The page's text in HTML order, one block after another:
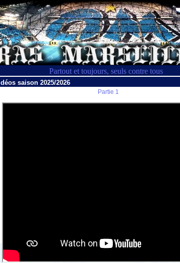
Partout et toujours, seuls contre tous
saison 2025/2026
Partie 1